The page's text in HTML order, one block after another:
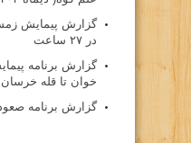
گزارش پیمایش
در ۲۷ ساعت
گزارش برنامه
خوان تا قله
گزارش برنامه